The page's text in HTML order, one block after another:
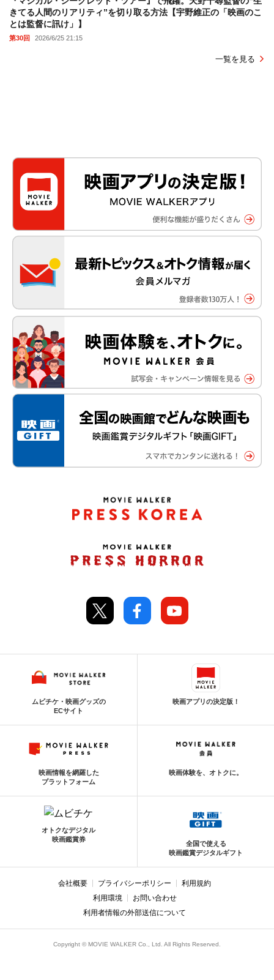
きてる人間のリアリティ”を切り取る方法【宇野維正の「映画のこ
とは監督に訊け」】
第30回 2026/6/25 21:15
一覧を見る
ムビチケ・映画グッズの
ECサイト
映画アプリの決定版！
映画情報を網羅した
プラットフォーム
映画体験を、オトクに。
オトクなデジタル
映画鑑賞券
全国で使える
映画鑑賞デジタルギフト
会社概要 プライバシーポリシー
利用規約
利用環境
お問い合わせ
利用者情報の外部送信について
Copyright © MOVIE WALKER Co., Ltd. All Rights Reserved.